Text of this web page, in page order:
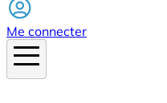
Me connecter